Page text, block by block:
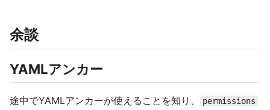
余談
YAMLアンカー
途中でYAMLアンカーが使えることを知り、 permissions